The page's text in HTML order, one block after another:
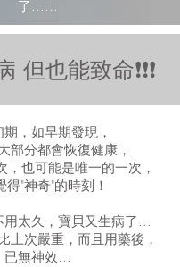
了......
也能致命❗❗❗
，如早期發現，
部分都會恢復健康，
，也可能是唯一的一次，
得"神奇"的時刻！
太久，寶貝又生病了...
上次嚴重，而且用藥後，
已無神效...